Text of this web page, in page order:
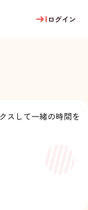
ログイン
スして一緒の時間を